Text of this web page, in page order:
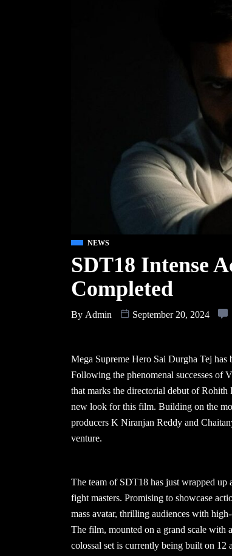
NEWS
SDT18 Intense
Completed
By Admin September 20, 2024
Mega Supreme Hero Sai Durgha Tej has
Following the phenomenal successes of
that marks the directorial debut of
new look for this film. Building on the
producers K Niranjan Reddy and
venture.
The team of SDT18 has just wrapped up
fight masters. Promising to showcase
mass avatar, thrilling audiences with
The film, mounted on a grand scale with
colossal set is currently being built on